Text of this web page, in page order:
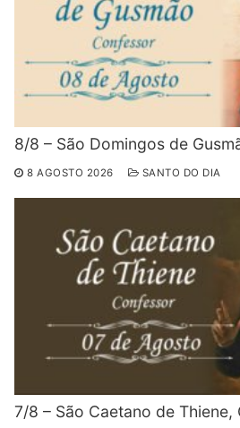
8/8 – São Domingos de
8 AGOSTO 2026 SANTO DO DIA
7/8 – São Caetano de Thiene,